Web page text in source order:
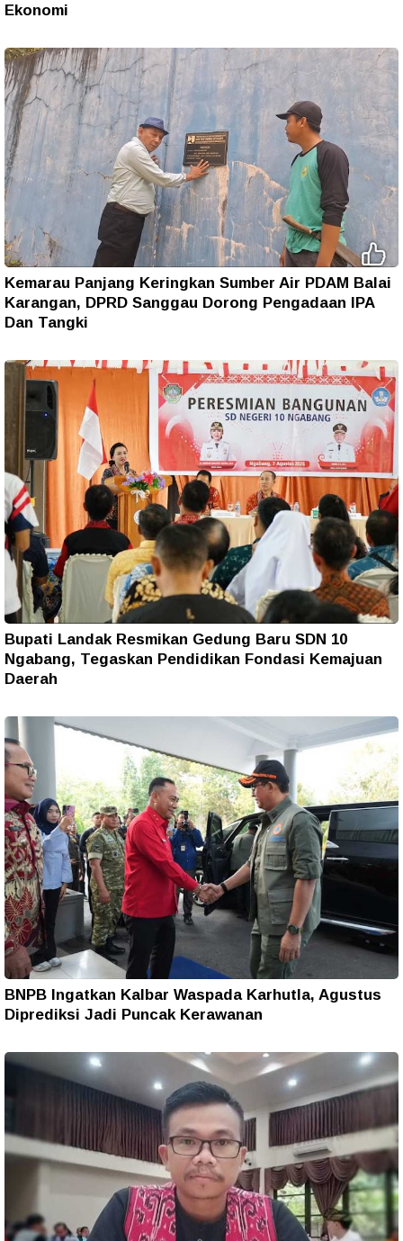
Ekonomi
Kemarau Panjang Keringkan Sumber Air PDAM Balai
Karangan, DPRD Sanggau Dorong Pengadaan IPA
Dan Tangki
Bupati Landak Resmikan Gedung Baru SDN 10
Ngabang, Tegaskan Pendidikan Fondasi Kemajuan
Daerah
BNPB Ingatkan Kalbar Waspada Karhutla, Agustus
Diprediksi Jadi Puncak Kerawanan